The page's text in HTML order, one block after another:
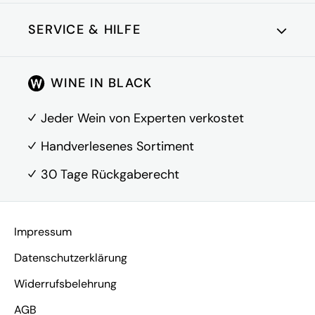
Adresse
Markus Schneider, Am
SERVICE & HILFE
Über Uns
FAQ
Vertrag widerrufen
WINE IN BLACK
Jeder Wein von Experten verkostet
Handverlesenes Sortiment
30 Tage Rückgaberecht
Impressum
Datenschutzerklärung
Widerrufsbelehrung
AGB